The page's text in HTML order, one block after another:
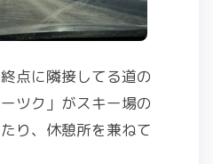
点に隣接してる道の
ツク」がスキー場の
り、休憩所を兼ねて